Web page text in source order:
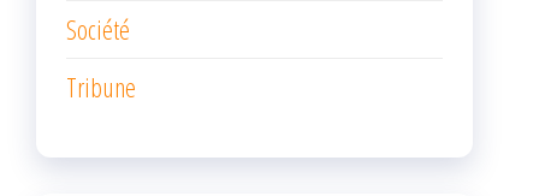
Société
Tribune